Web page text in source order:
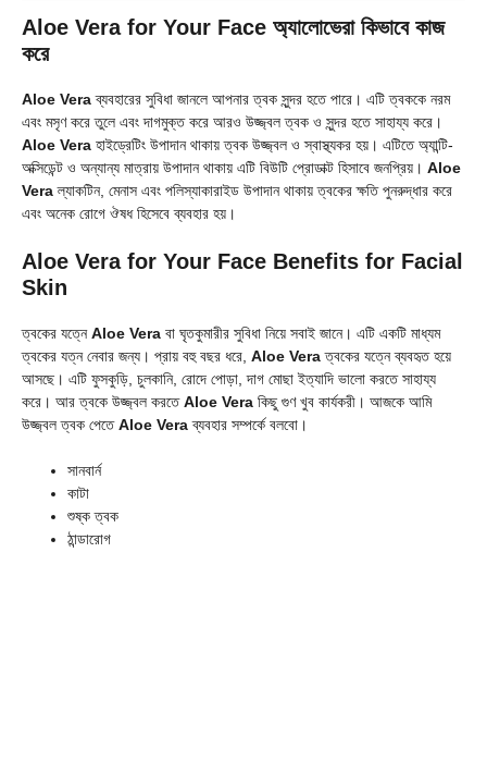
Aloe Vera for Your Face অ্যালোভেরা কিভাবে কাজ
করে
Aloe Veraব্যবহারের সুবিধা জানলে আপনার ত্বক সুন্দর হতে পারে। এটি ত্বককে নরম
এবং মসৃণ করে তুলে এবং দাগমুক্ত করে আরও উজ্জ্বল ত্বক ও সুন্দর হতে সাহায্য করে।
Aloe Vera হাইড্রেটিং উপাদান থাকায় ত্বক উজ্জ্বল ও স্বাস্থ্যকর হয়। এটিতে অ্যান্টি-
অক্সিডেন্ট ও অন্যান্য মাত্রায় উপাদান থাকায় এটি বিউটি প্রোডাক্ট হিসাবে জনপ্রিয়। Aloe
Veraল্যাকটিন, মেনাস এবং পলিস্যাকারাইড উপাদান থাকায় ত্বকের ক্ষতি পুনরুদ্ধার করে
এবং অনেক রোগে ঔষধ হিসেবে ব্যবহার হয়।
Aloe Vera for Your Face Benefits for Facial
Skin
ত্বকের যত্নেAloe Vera বা ঘৃতকুমারীর সুবিধা নিয়ে সবাই জানে। এটি একটি মাধ্যম
ত্বকের যত্ন নেবার জন্য। প্রায় বহু বছর ধরে, Aloe Veraত্বকের যত্নে ব্যবহৃত হয়ে
আসছে। এটি ফুসকুড়ি, চুলকানি, রোদে পোড়া, দাগ মোছা ইত্যাদি ভালো করতে সাহায্য
করে। আর ত্বকে উজ্জ্বল করতেAloe Vera কিছু গুণ খুব কার্যকরী। আজকে আমি
উজ্জ্বল ত্বক পেতেAloe Veraব্যবহার সম্পর্কে বলবো।
সানবার্ন
কাটা
শুষ্ক ত্বক
ঠান্ডারোগ